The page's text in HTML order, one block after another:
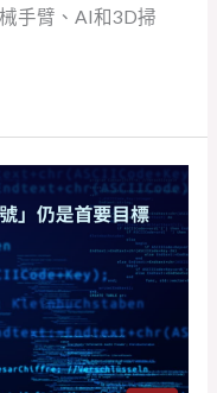
手臂、AI和3D掃